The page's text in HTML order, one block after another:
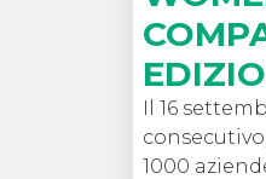
Il 16
1000